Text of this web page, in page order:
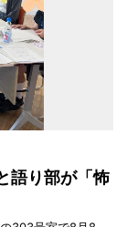
語り部が「怖